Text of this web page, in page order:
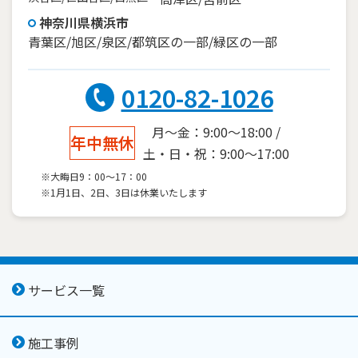
神奈川県横浜市
青葉区/旭区/泉区/都筑区の一部/緑区の一部
0120-82-1026
年中無休
月～金：9:00～18:00 /
土・日・祝：9:00～17:00
※大晦日9：00～17：00
※1月1日、2日、3日は休業いたします
サービス一覧
施工事例